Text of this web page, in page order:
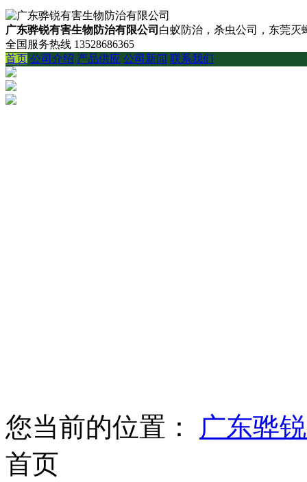
广东骅锐有害生物防治有限公司 白蚁防治，杀虫公司，东莞灭
全国服务热线 13528686365
首页 公司介绍 产品供应 公司新闻 联系我们
您当前的位置：
广东骅
首页